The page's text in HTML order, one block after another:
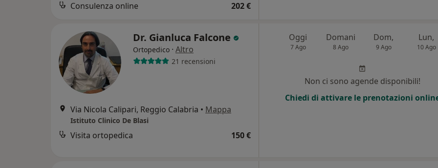
Consulenza online 202 €
Dr. Gianluca Falcone
Ortopedico · Altro
21 recensioni
Via Nicola Calipari, Reggio Calabria • Mappa
Istituto Clinico De Blasi
Visita ortopedica 150 €
Oggi
7 Ago
Domani
8 Ago
Dom,
9 Ago
Lun,
10 Ago
Non ci sono agende disponibili!
Chiedi di attivare le prenotazioni